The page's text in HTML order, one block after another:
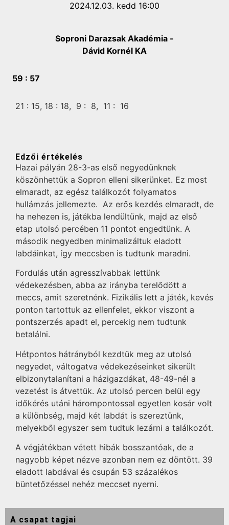
2024.12.03. kedd 16:00
Soproni Darazsak Akadémia -
Dávid Kornél KA
59 : 57
21 : 15, 18 : 18, 9 : 8, 11 : 16
Edzői értékelés
Hazai pályán 28-3-as első negyedünknek
köszönhettük a Sopron elleni sikerünket. Ez most
elmaradt, az egész találkozót folyamatos
hullámzás jellemezte. Az erős kezdés elmaradt, de
ha nehezen is, játékba lendültünk, majd az első
etap utolsó percében 11 pontot engedtünk. A
második negyedben minimalizáltuk eladott
labdáinkat, így meccsben is tudtunk maradni.
Fordulás után agresszívabbak lettünk
védekezésben, abba az irányba terelődött a
meccs, amit szeretnénk. Fizikális lett a játék, kevés
ponton tartottuk az ellenfelet, ekkor viszont a
pontszerzés apadt el, percekig nem tudtunk
betalálni.
Hétpontos hátrányból kezdtük meg az utolsó
negyedet, váltogatva védekezéseinket sikerült
elbizonytalanítani a házigazdákat, 48-49-nél a
vezetést is átvettük. Az utolsó percen belül egy
időkérés utáni hárompontossal egyetlen kosár volt
a különbség, majd két labdát is szereztünk,
melyekből egyszer sem tudtuk lezárni a találkozót.
A végjátékban vétett hibák bosszantóak, de a
nagyobb képet nézve azonban nem ez döntött. 39
eladott labdával és csupán 53 százalékos
büntetőzéssel nehéz meccset nyerni.
A csapat tagjai